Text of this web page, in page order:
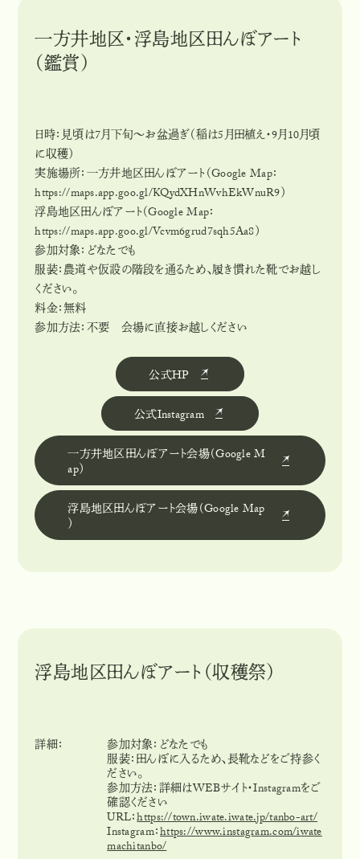
一方井地区・浮島地区田んぼアート
（鑑賞）
日時：見頃は7月下旬〜お盆過ぎ（稲は5月田植え・9月10月頃
に収穫）
実施場所：一方井地区田んぼアート（Google Map：
https://maps.app.goo.gl/KQydXHnWvhEkWnuR9）
浮島地区田んぼアート（Google Map：
https://maps.app.goo.gl/Vcvm6grud7sqh5Aa8）
参加対象：どなたでも
服装：農道や仮設の階段を通るため、履き慣れた靴でお越し
ください。
料金：無料
参加方法：不要 会場に直接お越しください
公式HP
公式HP
公式Instagram
公式Instagram
一方井地区田んぼアート会場（Google Map）
一方井地区田んぼアート会場（GoogleM
ap）
浮島地区田んぼアート会場（Google Map）
浮島地区田んぼアート会場（Google Map
）
浮島地区田んぼアート（収穫祭）
詳細： 参加対象：どなたでも
服装：田んぼに入るため、長靴などをご持参く
ださい。
参加方法：詳細はWEBサイト・Instagramをご
確認ください
URL：https://town.iwate.iwate.jp/tanbo-art/
Instagram：https://www.instagram.com/iwate
machitanbo/